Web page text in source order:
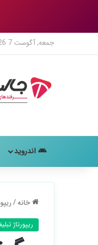
جمعه, آگوست 7 2026
اندروید
خانه/
ریپورتاژ